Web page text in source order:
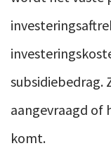
subsidiebedrag.
aangevraagd of
komt.